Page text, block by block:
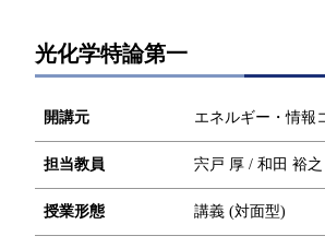
光化学特論第一
開講元 エネルギー・情報
担当教員 宍戸 厚 / 和田 裕之
授業形態 講義 (対面型)